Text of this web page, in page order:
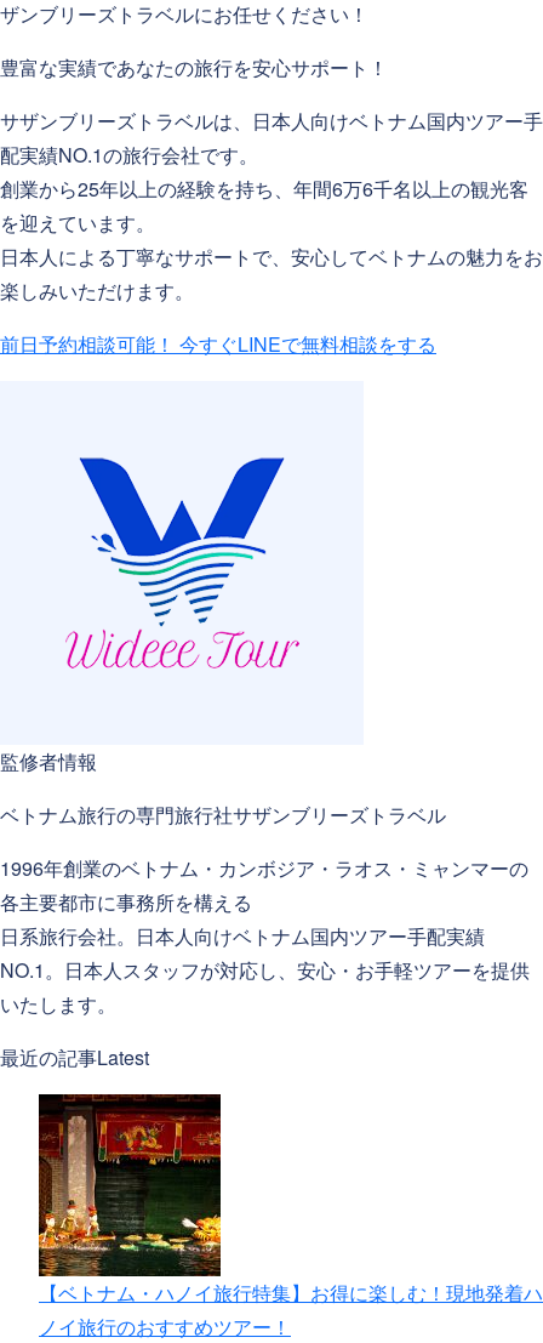
ザンブリーズトラベルにお任せください！
豊富な実績であなたの旅行を安心サポート！
サザンブリーズトラベルは、日本人向けベトナム国内ツアー手
配実績NO.1の旅行会社です。
創業から25年以上の経験を持ち、年間6万6千名以上の観光客
を迎えています。
日本人による丁寧なサポートで、安心してベトナムの魅力をお
楽しみいただけます。
前日予約相談可能！ 今すぐLINEで無料相談をする
監修者情報
ベトナム旅行の専門旅行社サザンブリーズトラベル
1996年創業のベトナム・カンボジア・ラオス・ミャンマーの
各主要都市に事務所を構える
日系旅行会社。日本人向けベトナム国内ツアー手配実績
NO.1。日本人スタッフが対応し、安心・お手軽ツアーを提供
いたします。
最近の記事Latest
【ベトナム・ハノイ旅行特集】お得に楽しむ！現地発着ハ
ノイ旅行のおすすめツアー！